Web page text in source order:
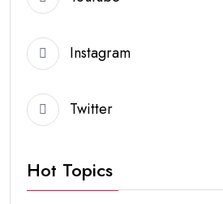
Instagram
Twitter
Hot Topics